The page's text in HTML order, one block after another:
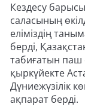
Кездесу
саласының
еліміздің
берді,
табиғатын паш
қыркүйекте
Дүниежүзілік
ақпарат берді.